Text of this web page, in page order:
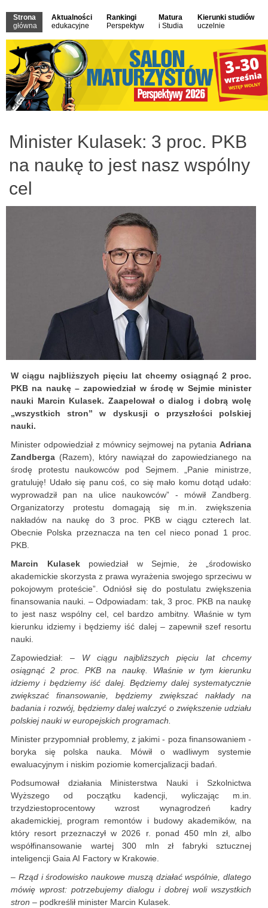
Strona
główna
Aktualności
edukacyjne
Rankingi
Perspektyw
Matura
i Studia
Kierunki studiów
uczelnie
Minister Kulasek: 3 proc. PKB
na naukę to jest nasz wspólny
cel
W ciągu najbliższych pięciu lat chcemy osiągnąć 2 proc.
PKB na naukę – zapowiedział w środę w Sejmie minister
nauki Marcin Kulasek. Zaapelował o dialog i dobrą wolę
„wszystkich stron” w dyskusji o przyszłości polskiej
nauki.
Minister odpowiedział z mównicy sejmowej na pytania Adriana
Zandberga (Razem), który nawiązał do zapowiedzianego na
środę protestu naukowców pod Sejmem. „Panie ministrze,
gratuluję! Udało się panu coś, co się mało komu dotąd udało:
wyprowadził pan na ulice naukowców” - mówił Zandberg.
Organizatorzy protestu domagają się m.in. zwiększenia
nakładów na naukę do 3 proc. PKB w ciągu czterech lat.
Obecnie Polska przeznacza na ten cel nieco ponad 1 proc.
PKB.
Marcin Kulasekpowiedział w Sejmie, że „środowisko
akademickie skorzysta z prawa wyrażenia swojego sprzeciwu w
pokojowym proteście”. Odniósł się do postulatu zwiększenia
finansowania nauki. – Odpowiadam: tak, 3 proc. PKB na naukę
to jest nasz wspólny cel, cel bardzo ambitny. Właśnie w tym
kierunku idziemy i będziemy iść dalej – zapewnił szef resortu
nauki.
Zapowiedział: – W ciągu najbliższych pięciu lat chcemy
osiągnąć 2 proc. PKB na naukę. Właśnie w tym kierunku
idziemy i będziemy iść dalej. Będziemy dalej systematycznie
zwiększać finansowanie, będziemy zwiększać nakłady na
badania i rozwój, będziemy dalej walczyć o zwiększenie udziału
polskiej nauki w europejskich programach.
Minister przypomniał problemy, z jakimi - poza finansowaniem -
boryka się polska nauka. Mówił o wadliwym systemie
ewaluacyjnym i niskim poziomie komercjalizacji badań.
Podsumował działania Ministerstwa Nauki i Szkolnictwa
Wyższego od początku kadencji, wyliczając m.in.
trzydziestoprocentowy wzrost wynagrodzeń kadry
akademickiej, program remontów i budowy akademików, na
który resort przeznaczył w 2026 r. ponad 450 mln zł, albo
współfinansowanie wartej 300 mln zł fabryki sztucznej
inteligencji Gaia AI Factory w Krakowie.
– Rząd i środowisko naukowe muszą działać wspólnie, dlatego
mówię wprost: potrzebujemy dialogu i dobrej woli wszystkich
stron – podkreślił minister Marcin Kulasek.